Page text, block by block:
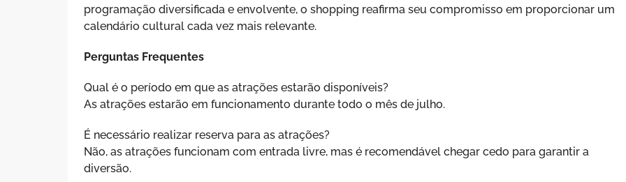
programação diversificada e envolvente, o shopping reafirma seu compromisso em proporcionar um
calendário cultural cada vez mais relevante.
Perguntas Frequentes
Qual é o período em que as atrações estarão disponíveis?
As atrações estarão em funcionamento durante todo o mês de julho.
É necessário realizar reserva para as atrações?
Não, as atrações funcionam com entrada livre, mas é recomendável chegar cedo para garantir a
diversão.